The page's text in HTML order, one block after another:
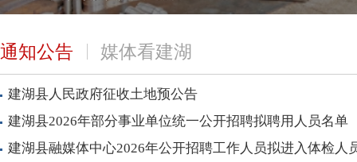
通知公告 媒体看建湖
建湖县人民政府征收土地预公告
建湖县2026年部分事业单位统一公开招聘拟聘用人员名单
建湖县融媒体中心2026年公开招聘工作人员拟进入体检人